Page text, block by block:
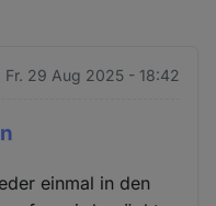
Fr. 29 Aug 2025 - 18:42
einmal in den